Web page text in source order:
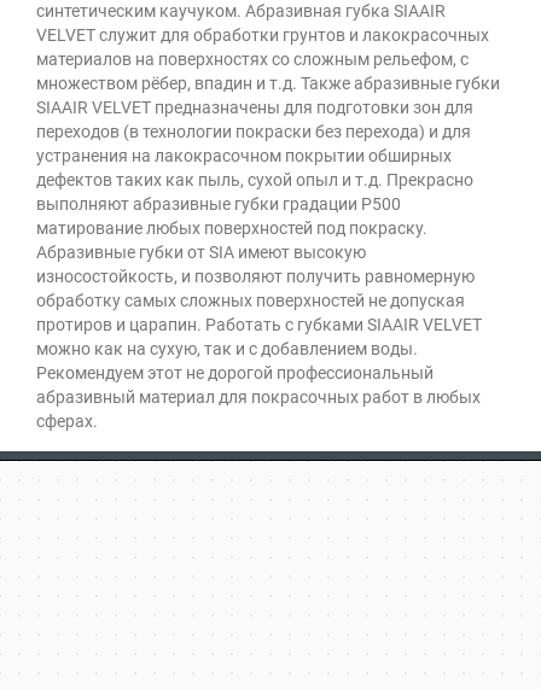
синтетическим каучуком. Абразивная губка SIAAIR
VELVET служит для обработки грунтов и лакокрасочных
материалов на поверхностях со сложным рельефом, с
множеством рёбер, впадин и т.д. Также абразивные губки
SIAAIR VELVET предназначены для подготовки зон для
переходов (в технологии покраски без перехода) и для
устранения на лакокрасочном покрытии обширных
дефектов таких как пыль, сухой опыл и т.д. Прекрасно
выполняют абразивные губки градации Р500
матирование любых поверхностей под покраску.
Абразивные губки от SIA имеют высокую
износостойкость, и позволяют получить равномерную
обработку самых сложных поверхностей не допуская
протиров и царапин. Работать с губками SIAAIR VELVET
можно как на сухую, так и с добавлением воды.
Рекомендуем этот не дорогой профессиональный
абразивный материал для покрасочных работ в любых
сферах.